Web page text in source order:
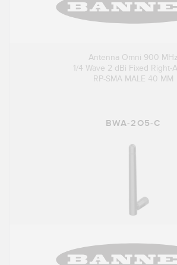
Antenna Omni 900 MHz
1/4 Wave 2 dBi Fixed Right-
RP-SMA MALE 40 MM
BWA-2O5-C